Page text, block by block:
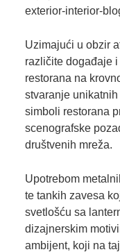
Uzimajući u obzir
različite događaje
restorana na
stvaranje
simboli restorana
scenografske
društvenih mreža.
Upotrebom
te tankih zavesa
svetlošću sa
dizajnerskim
ambijent, koji na